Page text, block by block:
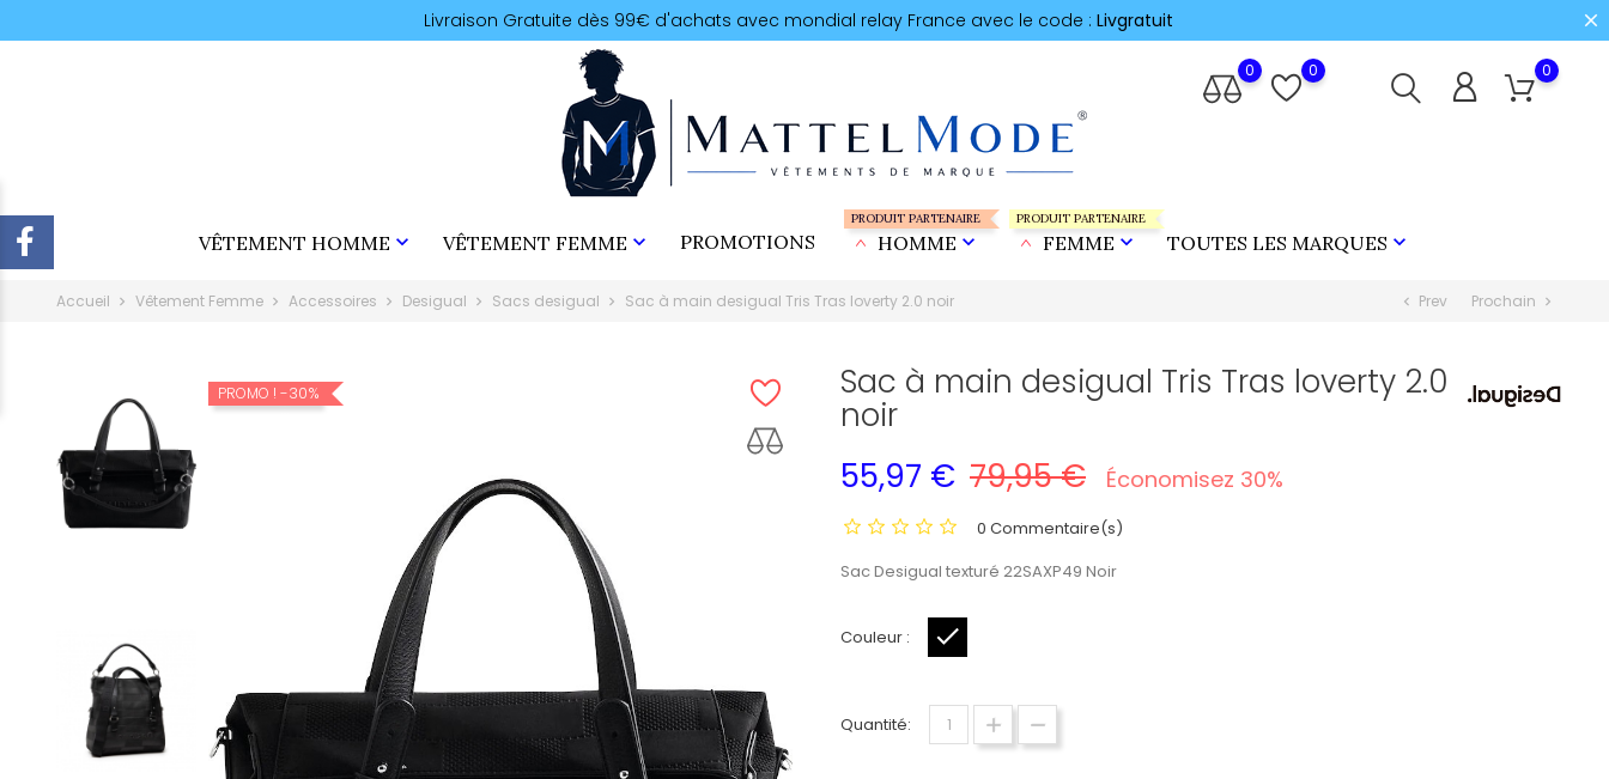
Livraison Gratuite dès 99€ d'achats avec mondial relay France avec le code : Livgratuit
0
0
0
VÊTEMENT HOMME  VÊTEMENT FEMME  PROMOTIONS
PRODUIT PARTENAIRE
HOMME 
PRODUIT PARTENAIRE
FEMME  TOUTES LES MARQUES 
Accueil Vêtement Femme Accessoires Desigual Sacs desigual Sac à main desigual Tris Tras loverty 2.0 noir chevron_left Prev Prochain chevron_right
PROMO ! -30% Sac à main desigual Tris Tras loverty 2.0
noir
55,97 € 79,95 € Économisez 30%
0 Commentaire(s)
Sac Desigual texturé 22SAXP49 Noir
Couleur :
Quantité: